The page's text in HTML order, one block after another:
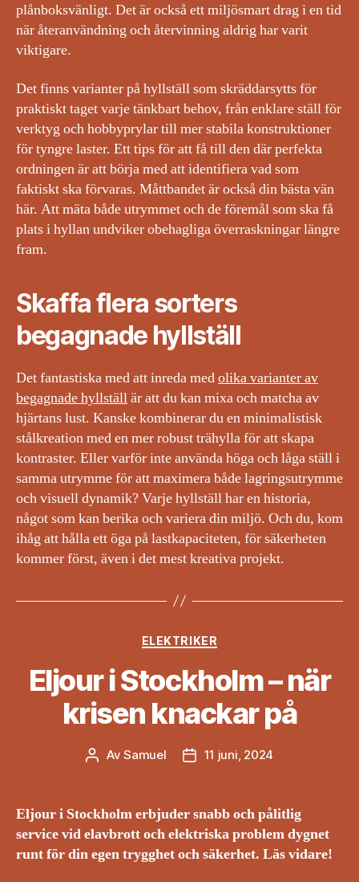
plånboksvänligt. Det är också ett miljösmart drag i en tid
när återanvändning och återvinning aldrig har varit
viktigare.
Det finns varianter på hyllställ som skräddarsytts för
praktiskt taget varje tänkbart behov, från enklare ställ för
verktyg och hobbyprylar till mer stabila konstruktioner
för tyngre laster. Ett tips för att få till den där perfekta
ordningen är att börja med att identifiera vad som
faktiskt ska förvaras. Måttbandet är också din bästa vän
här. Att mäta både utrymmet och de föremål som ska få
plats i hyllan undviker obehagliga överraskningar längre
fram.
Skaffa flera sorters
begagnade hyllställ
Det fantastiska med att inreda medolika varianter av
begagnade hyllställär att du kan mixa och matcha av
hjärtans lust. Kanske kombinerar du en minimalistisk
stålkreation med en mer robust trähylla för att skapa
kontraster. Eller varför inte använda höga och låga ställ i
samma utrymme för att maximera både lagringsutrymme
och visuell dynamik? Varje hyllställ har en historia,
något som kan berika och variera din miljö. Och du, kom
ihåg att hålla ett öga på lastkapaciteten, för säkerheten
kommer först, även i det mest kreativa projekt.
Kategorier
ELEKTRIKER
Eljour i Stockholm – när
krisen knackar på
Inläggsförfattare
AvSamuel Inläggsdatum
11 juni, 2024
Eljour i Stockholm erbjuder snabb och pålitlig
service vid elavbrott och elektriska problem dygnet
runt för din egen trygghet och säkerhet. Läs vidare!